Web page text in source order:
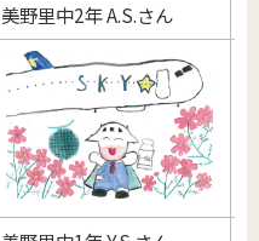
美野里中2年 A.S.さん